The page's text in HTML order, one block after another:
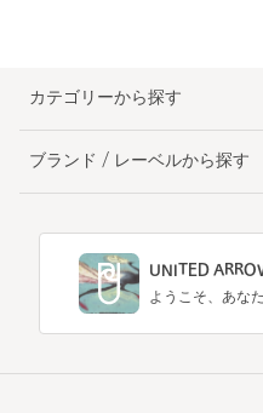
カテゴリーから探す
ブランド / レーベルから探す
UNITED
ようこそ、あな